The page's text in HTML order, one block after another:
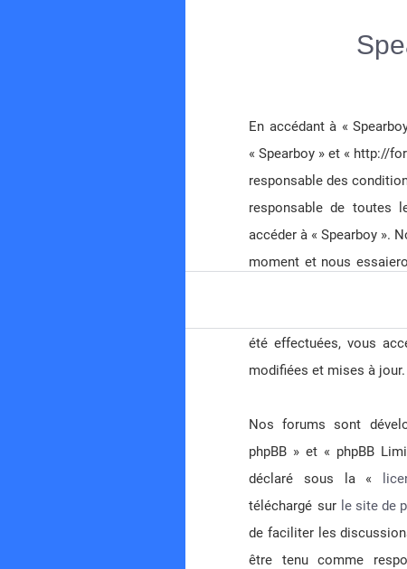
Spearboy
Forum de chasse sous-marine en Méditerranée
En accédant à «
« Spearboy » et « http://
responsable des
responsable de toutes
accéder à « Spearboy ».
moment et nous
été effectuées, vous
modifiées et mises à jour.
Nos forums sont
phpBB » et « phpBB
déclaré sous la «
téléchargé sur le site de
de faciliter les
être tenu comme
| Fuseau horaire surUTC+02:00